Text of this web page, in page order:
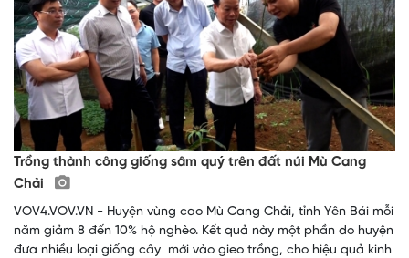
Trồng thành công giống sâm quý trên đất núi Mù Cang
Chải
VOV4.VOV.VN - Huyện vùng cao Mù Cang Chải, tỉnh Yên Bái mỗi
năm giảm 8 đến 10% hộ nghèo. Kết quả này một phần do huyện
đưa nhiều loại giống cây mới vào gieo trồng, cho hiệu quả kinh